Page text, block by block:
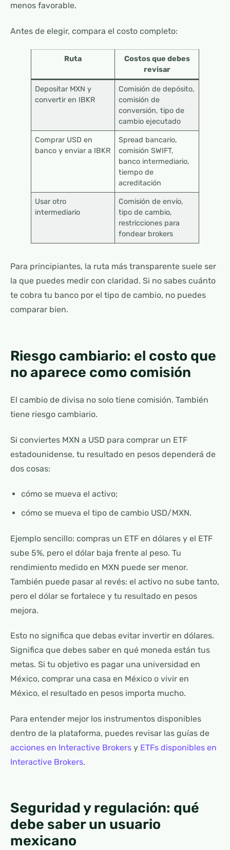
menos favorable.
Antes de elegir, compara el costo completo:
Ruta
Costos que debes
revisar
Depositar MXN y
convertir en IBKR
Comisión de depósito,
comisión de
conversión, tipo de
cambio ejecutado
Comprar USD en
banco y enviar a IBKR
Spread bancario,
comisión SWIFT,
banco intermediario,
tiempo de
acreditación
Usar otro
intermediario
Comisión de envío,
tipo de cambio,
restricciones para
fondear brokers
Para principiantes, la ruta más transparente suele ser
la que puedes medir con claridad. Si no sabes cuánto
te cobra tu banco por el tipo de cambio, no puedes
comparar bien.
Riesgo cambiario: el costo que
no aparece como comisión
El cambio de divisa no solo tiene comisión. También
tiene riesgo cambiario.
Si conviertes MXN a USD para comprar un ETF
estadounidense, tu resultado en pesos dependerá de
dos cosas:
cómo se mueva el activo;
cómo se mueva el tipo de cambio USD/MXN.
Ejemplo sencillo: compras un ETF en dólares y el ETF
sube 5%, pero el dólar baja frente al peso. Tu
rendimiento medido en MXN puede ser menor.
También puede pasar al revés: el activo no sube tanto,
pero el dólar se fortalece y tu resultado en pesos
mejora.
Esto no significa que debas evitar invertir en dólares.
Significa que debes saber en qué moneda están tus
metas. Si tu objetivo es pagar una universidad en
México, comprar una casa en México o vivir en
México, el resultado en pesos importa mucho.
Para entender mejor los instrumentos disponibles
dentro de la plataforma, puedes revisar las guías de
acciones en Interactive Brokers y ETFs disponibles en
Interactive Brokers.
Seguridad y regulación: qué
debe saber un usuario
mexicano